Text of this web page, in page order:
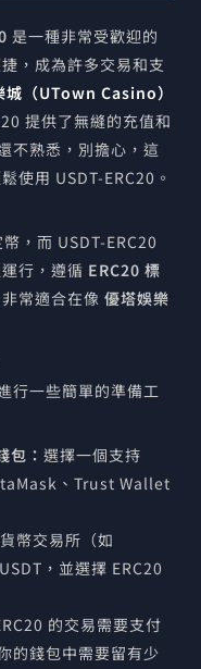
是一種非常受歡迎的
，成為許多交易和支
城（UTown Casino）
提供了無縫的充值和
不熟悉，別擔心，這
使用 USDT-ERC20。
，而 USDT-ERC20
行，遵循 ERC20 標
常適合在像 優塔娛樂
行一些簡單的準備工
包： 選擇一個支持
、Trust Wallet
幣交易所（如
，並選擇 ERC20
的交易需要支付
的錢包中需要留有少